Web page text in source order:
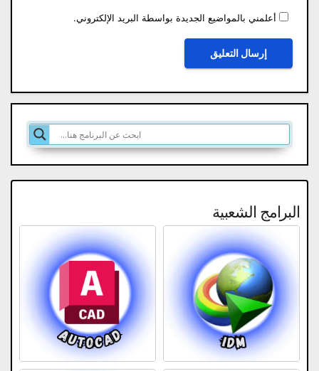
أعلمني بالمواضيع الجديدة بواسطة البريد الإلكتروني.
البرامج الشعبية